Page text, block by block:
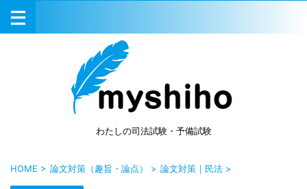
わたしの司法試験・予備試験
HOME > 論文対策（趣旨・論点） > 論文対策｜民法 >